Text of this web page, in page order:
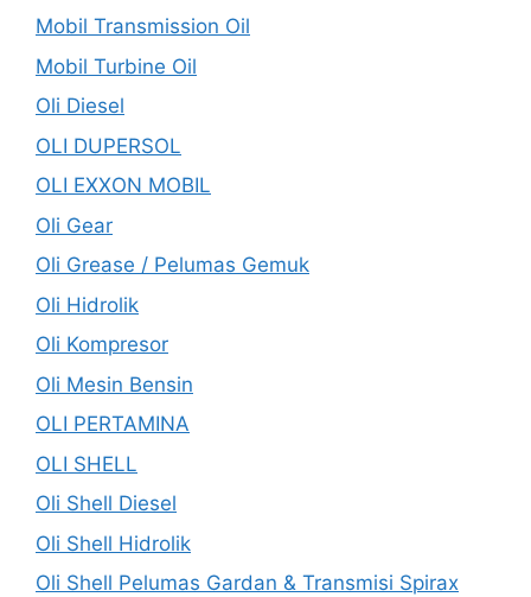
Mobil Transmission Oil
Mobil Turbine Oil
Oli Diesel
OLI DUPERSOL
OLI EXXON MOBIL
Oli Gear
Oli Grease / Pelumas Gemuk
Oli Hidrolik
Oli Kompresor
Oli Mesin Bensin
OLI PERTAMINA
OLI SHELL
Oli Shell Diesel
Oli Shell Hidrolik
Oli Shell Pelumas Gardan & Transmisi Spirax